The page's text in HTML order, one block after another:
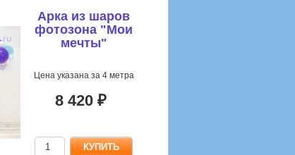
Арка из шаров
фотозона "Мои
мечты"
Цена указана за 4 метра
8 420 ₽